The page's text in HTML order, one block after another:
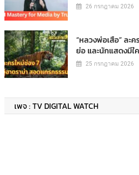
26 กรกฎาคม 2026
“หลวงพ่อเสือ” ละ
ย่อ และนักแสดงมีใ
25 กรกฎาคม 2026
เพจ : TV DIGITAL WATCH